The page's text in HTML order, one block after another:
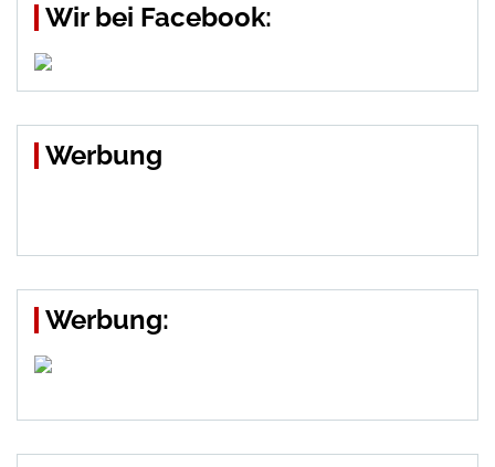
Wir bei Facebook:
Werbung
Werbung: